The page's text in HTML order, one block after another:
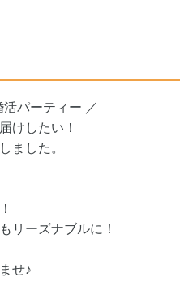
パーティー ／
けしたい！
ました。
リーズナブルに！
せ♪